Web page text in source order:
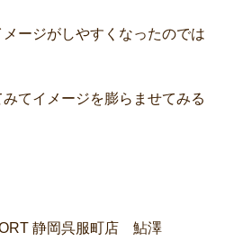
ージがしやすくなったのでは
てイメージを膨らませてみる
静岡呉服町店 鮎澤